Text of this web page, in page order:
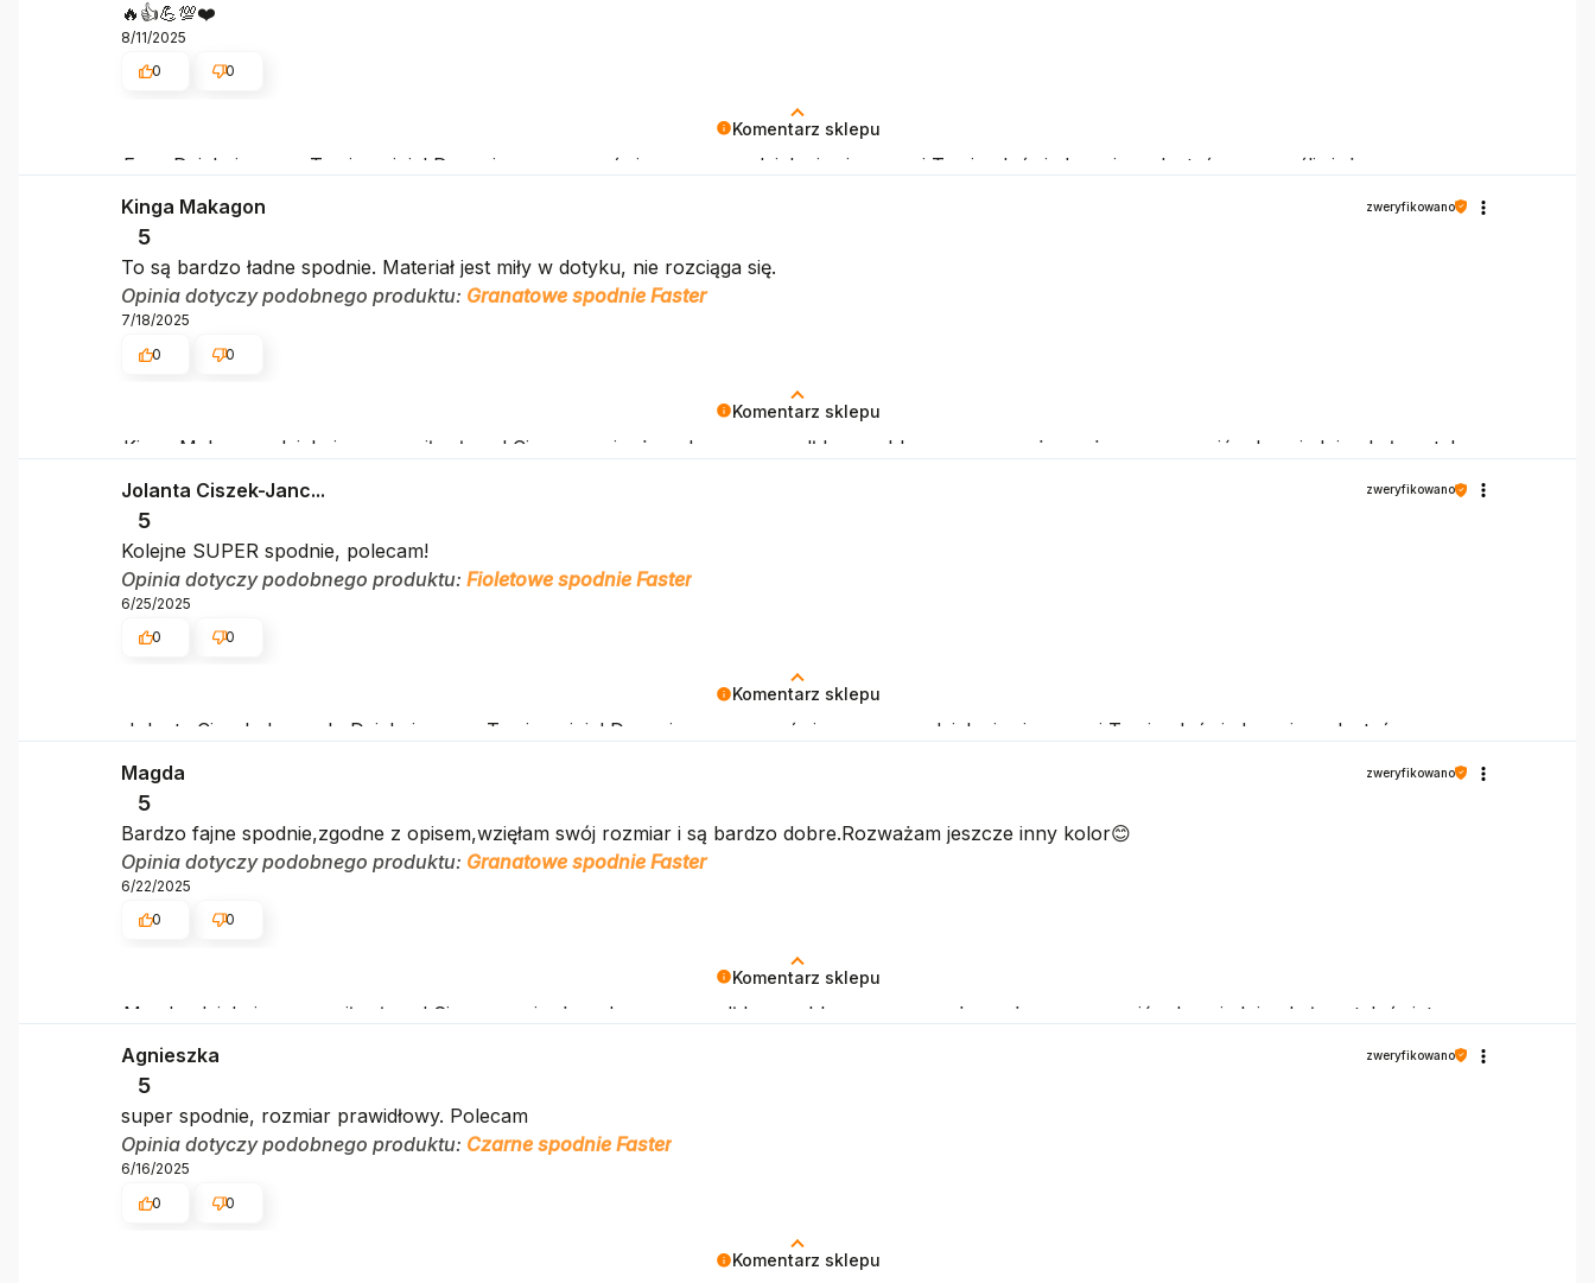
Komentarz sklepu
Ewa, Dziękujemy za Twoją opinię! Doceniamy czas poświęcony na podzielenie się z nami Twoim doświadczeniem. Jesteśmy szczęśliwi, że mamy
takich klientów. Z pozdrowieniami, obsługa sklepu.
🔥👍️💪💯❤️
8/11/2025
0
0
Komentarz sklepu
Kinga Makagon, dziękujemy za miłe słowa! Cieszymy się, że zakup przeszedł bezproblemowo, oraz, że możemy zapewnić odpowiednią obsługę tak
Kinga Makagon zweryfikowano
5
To są bardzo ładne spodnie. Materiał jest miły w dotyku, nie rozciąga się.
Opinia dotyczy podobnego produktu: Granatowe spodnie Faster
7/18/2025
0
0
Komentarz sklepu
Jolanta Ciszek-Janczak, Dziękujemy za Twoją opinię! Doceniamy czas poświęcony na podzielenie się z nami Twoim doświadczeniem. Jesteśmy
Jolanta Ciszek-Janc... zweryfikowano
5
Kolejne SUPER spodnie, polecam!
Opinia dotyczy podobnego produktu: Fioletowe spodnie Faster
6/25/2025
0
0
Komentarz sklepu
Magda, dziękujemy za miłe słowa! Cieszymy się, że zakup przeszedł bezproblemowo, oraz, że możemy zapewnić odpowiednią obsługę tak świetnym
klientom. Dziękujemy raz jeszcze!
Magda zweryfikowano
5
Bardzo fajne spodnie,zgodne z opisem,wzięłam swój rozmiar i są bardzo dobre.Rozważam jeszcze inny kolor😊
Opinia dotyczy podobnego produktu: Granatowe spodnie Faster
6/22/2025
0
0
Komentarz sklepu
Agnieszka zweryfikowano
5
super spodnie, rozmiar prawidłowy. Polecam
Opinia dotyczy podobnego produktu: Czarne spodnie Faster
6/16/2025
0
0